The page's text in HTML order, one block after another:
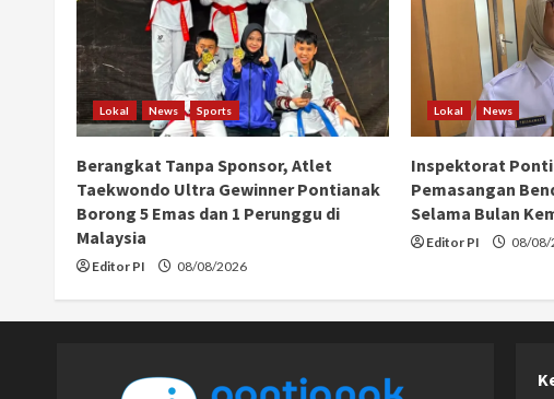
Lokal News Sports
Berangkat Tanpa Sponsor, Atlet
Taekwondo Ultra Gewinner Pontianak
Borong 5 Emas dan 1 Perunggu di
Malaysia
Editor PI 08/08/2026
Lokal News
Inspektorat
Pemasangan
Selama Bulan
Editor PI 08/08/